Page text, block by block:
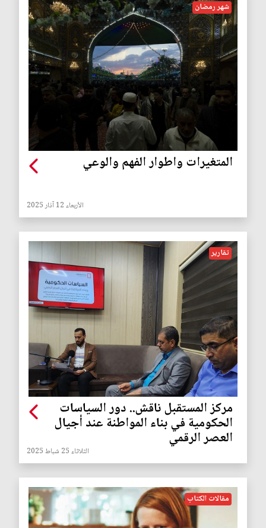
شهر رمضان
المتغيرات واطوار الفهم والوعي
الأربعاء 12 آذار 2025
تقارير
مركز المستقبل ناقش.. دور السياسات
الحكومية في بناء المواطنة عند أجيال
العصر الرقمي
الثلاثاء 25 شباط 2025
مقالات الكتاب